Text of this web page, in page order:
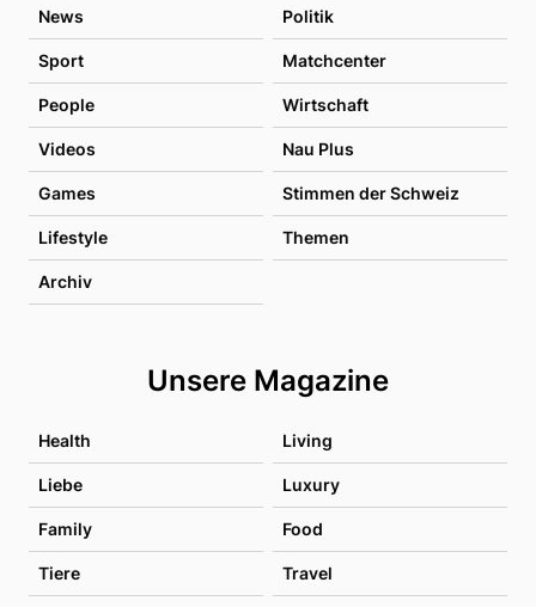
News Politik
Sport Matchcenter
People Wirtschaft
Videos Nau Plus
Games Stimmen der Schweiz
Lifestyle Themen
Archiv
Unsere Magazine
Health Living
Liebe Luxury
Family Food
Tiere Travel